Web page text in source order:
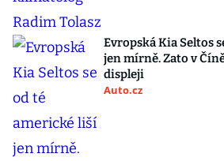
Evropská Kia Seltos
jen mírně. Zato v
displeji
Auto.cz